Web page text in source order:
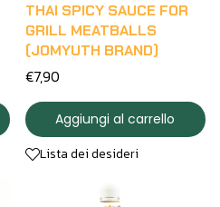
THAI SPICY SAUCE FOR
GRILL MEATBALLS
(JOMYUTH BRAND)
€7,90
Aggiungi al carrello
Lista dei desideri